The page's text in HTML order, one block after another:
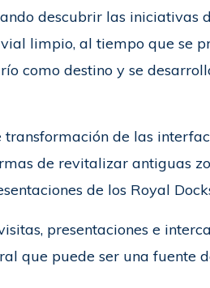
descubrir las iniciativas
limpio, al tiempo que se
como destino y se
de las
de revitalizar antiguas
de los Royal
presentaciones e
que puede ser una fuente